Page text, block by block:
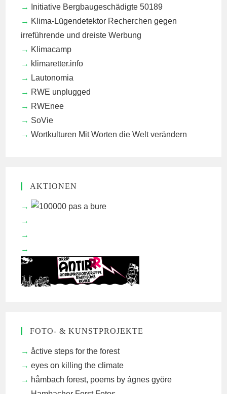
Initiative Bergbaugeschädigte 50189
Klima-Lügendetektor Recherchen gegen
irreführende und dreiste Werbung
Klimacamp
klimaretter.info
Lautonomia
RWE unplugged
RWEnee
SoVie
Wortkulturen Mit Worten die Welt verändern
AKTIONEN
FOTO- & KUNSTPROJEKTE
åctive steps for the forest
eyes on killing the climate
håmbach forest, poems by ágnes györe